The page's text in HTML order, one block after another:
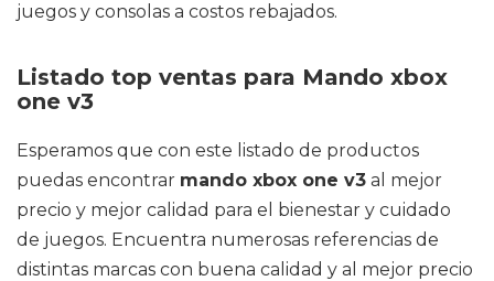
juegos y consolas a costos rebajados.
Listado top ventas para Mando xbox
one v3
Esperamos que con este listado de productos
puedas encontrar mando xbox one v3 al mejor
precio y mejor calidad para el bienestar y cuidado
de juegos. Encuentra numerosas referencias de
distintas marcas con buena calidad y al mejor precio